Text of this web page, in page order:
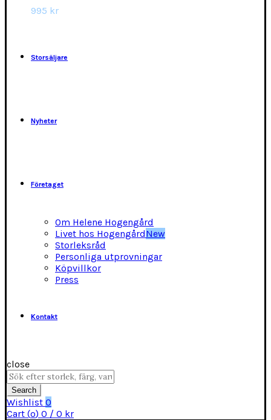
995 kr
Storsäljare
Nyheter
Företaget
Om Helene Hogengård
Livet hos HogengårdNew
Storleksråd
Personliga utprovningar
Köpvillkor
Press
Kontakt
close
Search
for:
Search
Wishlist 0
Cart (o) 0 / 0 kr